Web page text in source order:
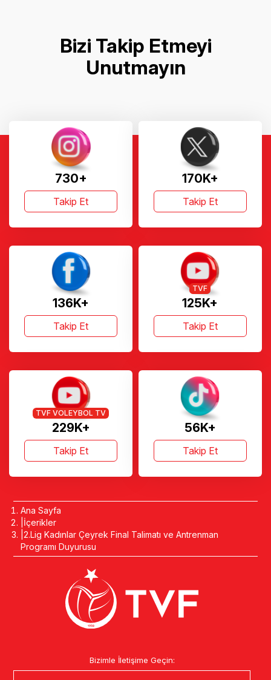
Bizi Takip Etmeyi
Unutmayın
730+
Takip Et
170K+
Takip Et
136K+
Takip Et
125K+
TVF
Takip Et
229K+
TVF VOLEYBOL TV
Takip Et
56K+
Takip Et
Ana Sayfa
İçerikler
2.Lig Kadınlar Çeyrek Final Talimatı ve Antrenman
Programı Duyurusu
Bizimle İletişime Geçin: